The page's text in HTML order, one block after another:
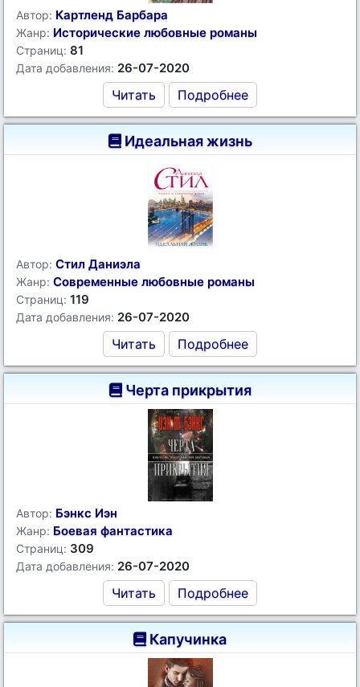
Автор: Картленд Барбара
Жанр: Исторические любовные романы
Страниц: 81
Дата добавления: 26-07-2020
Читать Подробнее
Идеальная жизнь
Автор: Стил Даниэла
Жанр: Современные любовные романы
Страниц: 119
Дата добавления: 26-07-2020
Читать Подробнее
Черта прикрытия
Автор: Бэнкс Иэн
Жанр: Боевая фантастика
Страниц: 309
Дата добавления: 26-07-2020
Читать Подробнее
Капучинка